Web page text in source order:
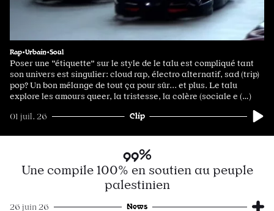
Rap•Urbain•Soul
Poser une "étiquette" sur le style de le talu est compliqué tant
son univers est singulier: cloud rap, électro alternatif, sad (trip)
pop? Un bon mélange de tout ça pour sûr... et plus. Le talu
explore les amours queer, la tristesse, la colère (sociale e (…)
01 juil. 26 Clip
99%
Une compile 100% en soutien au peuple
palestinien
26 juin 26 News